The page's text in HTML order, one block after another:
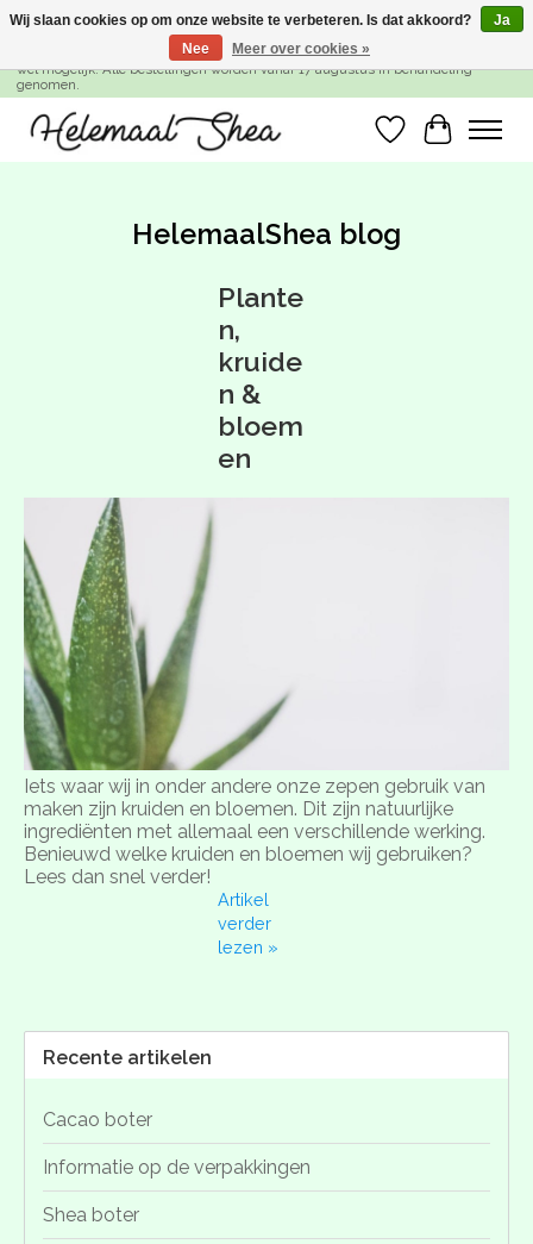
SUMMER BREAK! Wij zijn gesloten van 27 juli t/m 16 augustus. Bestellen is nog
wel mogelijk. Alle bestellingen worden vanaf 17 augustus in behandeling
genomen.
Verlanglijst
HelemaalShea blog
Plante
n,
kruide
n &
bloem
en
Iets waar wij in onder andere onze zepen gebruik van
maken zijn kruiden en bloemen. Dit zijn natuurlijke
ingrediënten met allemaal een verschillende werking.
Benieuwd welke kruiden en bloemen wij gebruiken?
Lees dan snel verder!
Artikel
verder
lezen »
Recente artikelen
Cacao boter
Informatie op de verpakkingen
Shea boter
Wij slaan cookies op om onze website te verbeteren. Is dat akkoord?
Ja
Nee
Meer over cookies »